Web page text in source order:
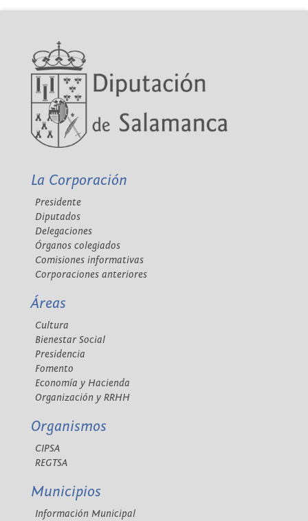
La Corporación
Presidente
Diputados
Delegaciones
Órganos colegiados
Comisiones informativas
Corporaciones anteriores
Áreas
Cultura
Bienestar Social
Presidencia
Fomento
Economía y Hacienda
Organización y RRHH
Organismos
CIPSA
REGTSA
Municipios
Información Municipal